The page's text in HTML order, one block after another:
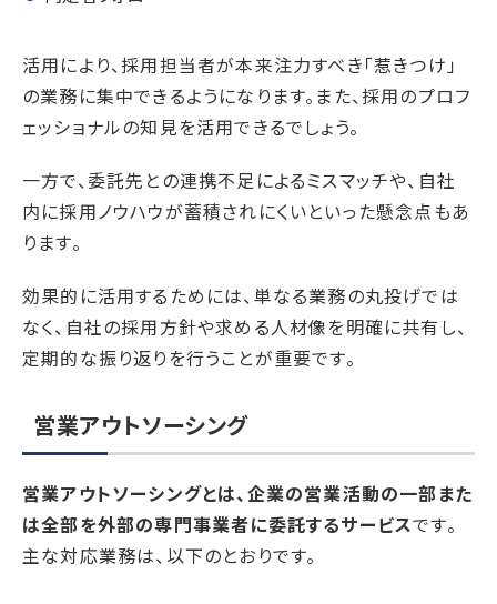
活用により、採用担当者が本来注力すべき「惹きつけ」
の業務に集中できるようになります。また、採用のプロフ
ェッショナルの知見を活用できるでしょう。
一方で、委託先との連携不足によるミスマッチや、自社
内に採用ノウハウが蓄積されにくいといった懸念点もあ
ります。
効果的に活用するためには、単なる業務の丸投げでは
なく、自社の採用方針や求める人材像を明確に共有し、
定期的な振り返りを行うことが重要です。
営業アウトソーシング
営業アウトソーシングとは、企業の営業活動の一部また
は全部を外部の専門事業者に委託するサービスです。
主な対応業務は、以下のとおりです。